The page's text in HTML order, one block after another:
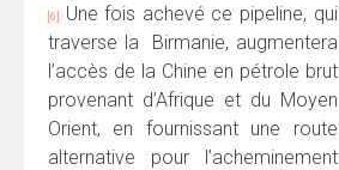
[6]
Une fois achevé ce pipeline, qui
traverse la Birmanie, augmentera
l’accès de la Chine en pétrole brut
provenant d’Afrique et du Moyen
Orient, en fournissant une route
alternative pour l’acheminement